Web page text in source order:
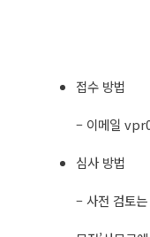
접수 방법
– 이메일
심사 방법
– 사전 검토